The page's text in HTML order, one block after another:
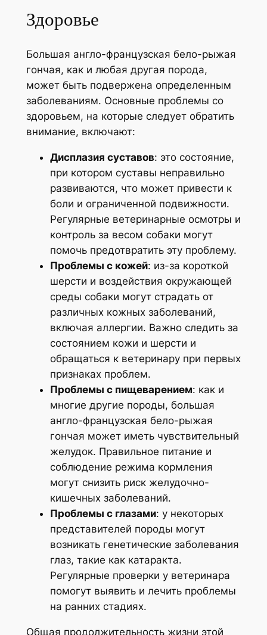
Здоровье
Большая англо-французская бело-рыжая
гончая, как и любая другая порода,
может быть подвержена определенным
заболеваниям. Основные проблемы со
здоровьем, на которые следует обратить
внимание, включают:
Дисплазия суставов: это состояние,
при котором суставы неправильно
развиваются, что может привести к
боли и ограниченной подвижности.
Регулярные ветеринарные осмотры и
контроль за весом собаки могут
помочь предотвратить эту проблему.
Проблемы с кожей: из-за короткой
шерсти и воздействия окружающей
среды собаки могут страдать от
различных кожных заболеваний,
включая аллергии. Важно следить за
состоянием кожи и шерсти и
обращаться к ветеринару при первых
признаках проблем.
Проблемы с пищеварением: как и
многие другие породы, большая
англо-французская бело-рыжая
гончая может иметь чувствительный
желудок. Правильное питание и
соблюдение режима кормления
могут снизить риск желудочно-
кишечных заболеваний.
Проблемы с глазами: у некоторых
представителей породы могут
возникать генетические заболевания
глаз, такие как катаракта.
Регулярные проверки у ветеринара
помогут выявить и лечить проблемы
на ранних стадиях.
Общая продолжительность жизни этой